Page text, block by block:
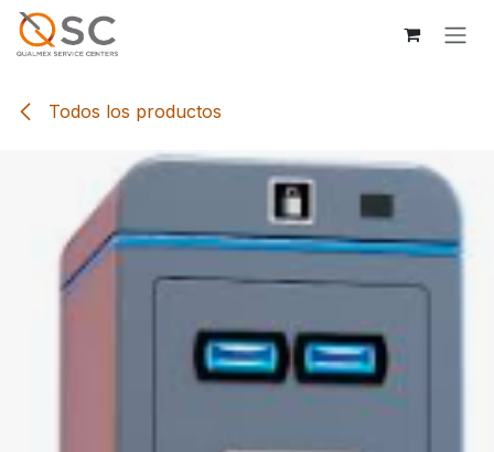
Ir al contenido
Todos los productos